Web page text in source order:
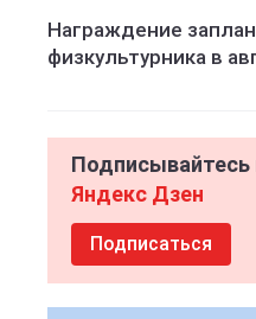
Награждение
физкультурника в
Подписывайтесь
Яндекс Дзен
Подписаться